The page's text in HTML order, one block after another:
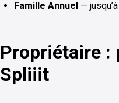
Famille Annuel — jusqu’à
Propriétaire :
Spliiit